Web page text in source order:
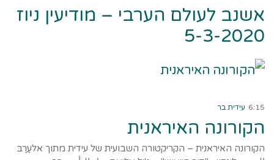
אשנב לעולם הערבי – מודיעין ניוז
5-3-2020
6:15 עידית בר
הקורונה האיראנית
הקורונה האיראנית – הקריקטורה השבועית של עידית מתוך אלעַרַבּ